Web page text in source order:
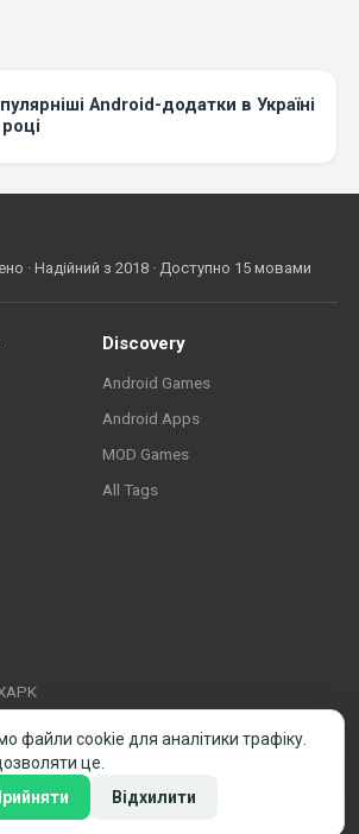
Android-додатки в Україні
· Надійний з 2018 · Доступно 15 мовами
Discovery
Android Games
Android Apps
MOD Games
All Tags
Усі права захищено. ·
файли cookie для аналітики трафіку.
це.
Відхилити